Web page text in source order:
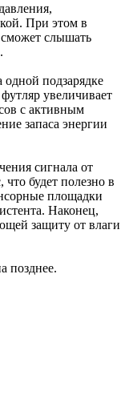
При этом в
сможет слышать
подзарядке
увеличивает
с активным
запаса энергии
сигнала от
что будет полезно в
площадки
Наконец,
защиту от влаги
позднее.